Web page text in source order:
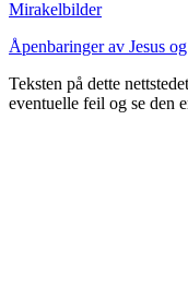
Mirakelbilder
Åpenbaringer av Jesus
Teksten på dette
eventuelle feil og se den